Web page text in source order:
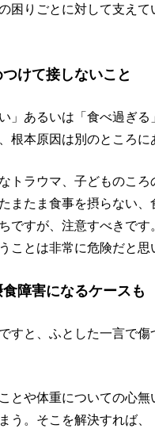
困りごとに対して支え
けて接しないこと
」あるいは「食べ過ぎ
根本原因は別のところに
トラウマ、子どものこ
またま食事を摂らない
ですが、注意すべきで
ことは非常に危険だと思
障害になるケースも
すと、ふとした一言で
とや体重についての心
う。そこを解決すれば